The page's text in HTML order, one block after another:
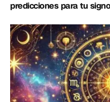
predicciones para tu